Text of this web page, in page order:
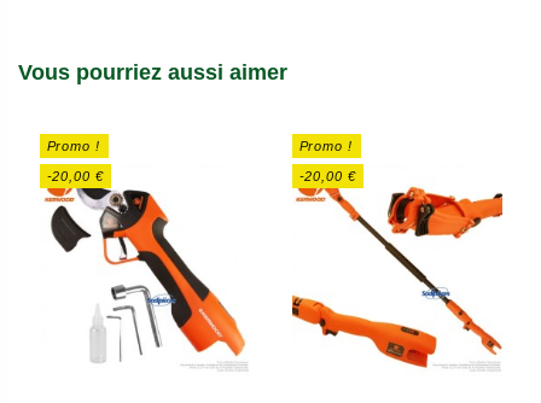
Vous pourriez aussi aimer
Promo !
-20,00 €
Promo !
-20,00 €